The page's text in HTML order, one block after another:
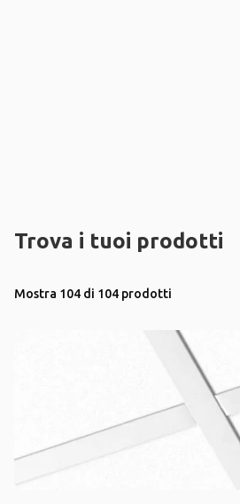
Trova i tuoi prodotti
Mostra 104 di 104 prodotti